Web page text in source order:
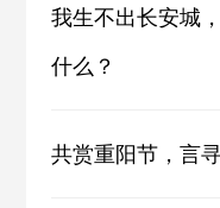
我生不出长安城
什么？
共赏重阳节，言